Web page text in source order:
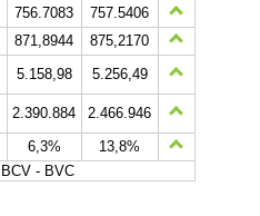
756.7083
757.5406
871,8944
875,2170
5.158,98
5.256,49
2.390.884
2.466.946
6,3%
13,8%
- BVC